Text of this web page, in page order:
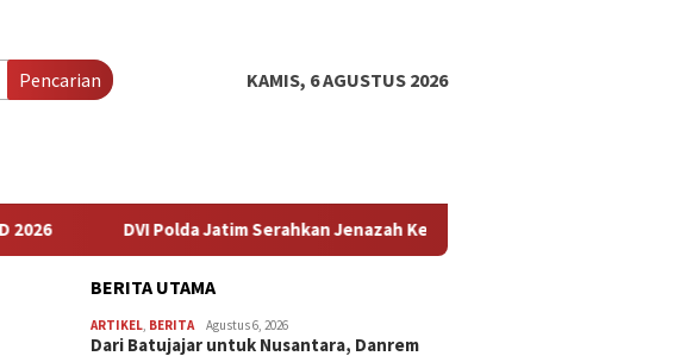
Pencarian KAMIS, 6 AGUSTUS 2026
Serahkan Jenazah Kelima Korban KM Mutiara Sentosa II
BERITA UTAMA
ARTIKEL, BERITA Agustus 6, 2026
Dari Batujajar untuk Nusantara, Danrem